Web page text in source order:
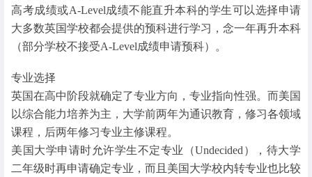
高考成绩或A-Level成绩不能直升本科的学生可以选择申请
大多数英国学校都会提供的预科进行学习，念一年再升本科
（部分学校不接受A-Level成绩申请预科）。
专业选择
英国在高中阶段就确定了专业方向，专业指向性强。而美国
以综合能力培养为主，大学前两年为通识教育，修习各领域
课程，后两年修习专业主修课程。
美国大学申请时允许学生不定专业（Undecided），待大学
二年级时再申请确定专业，而且美国大学校内转专业也比较